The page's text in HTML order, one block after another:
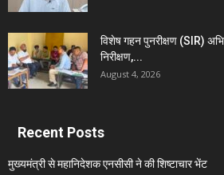
विशेष गहन पुनरीक्षण (SIR)
निरीक्षण,...
August 4, 2026
Recent Posts
मुख्यमंत्री से महानिदेशक एनसीसी ने की शिष्टाचार भेंट